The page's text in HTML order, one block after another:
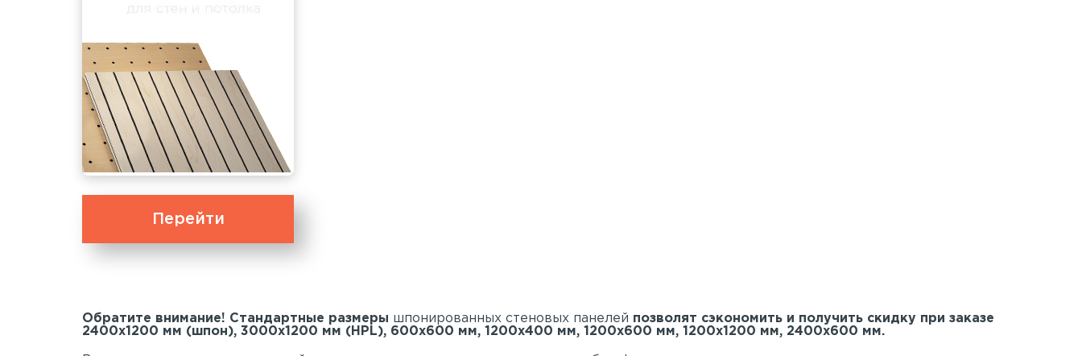
Перейти
Обратите внимание! Стандартные размеры шпонированных стеновых панелей позволят сэкономить и получить скидку при заказе
2400х1200 мм (шпон), 3000х1200 мм (HPL), 600х600 мм, 1200х400 мм, 1200х600 мм, 1200х1200 мм, 2400х600 мм.